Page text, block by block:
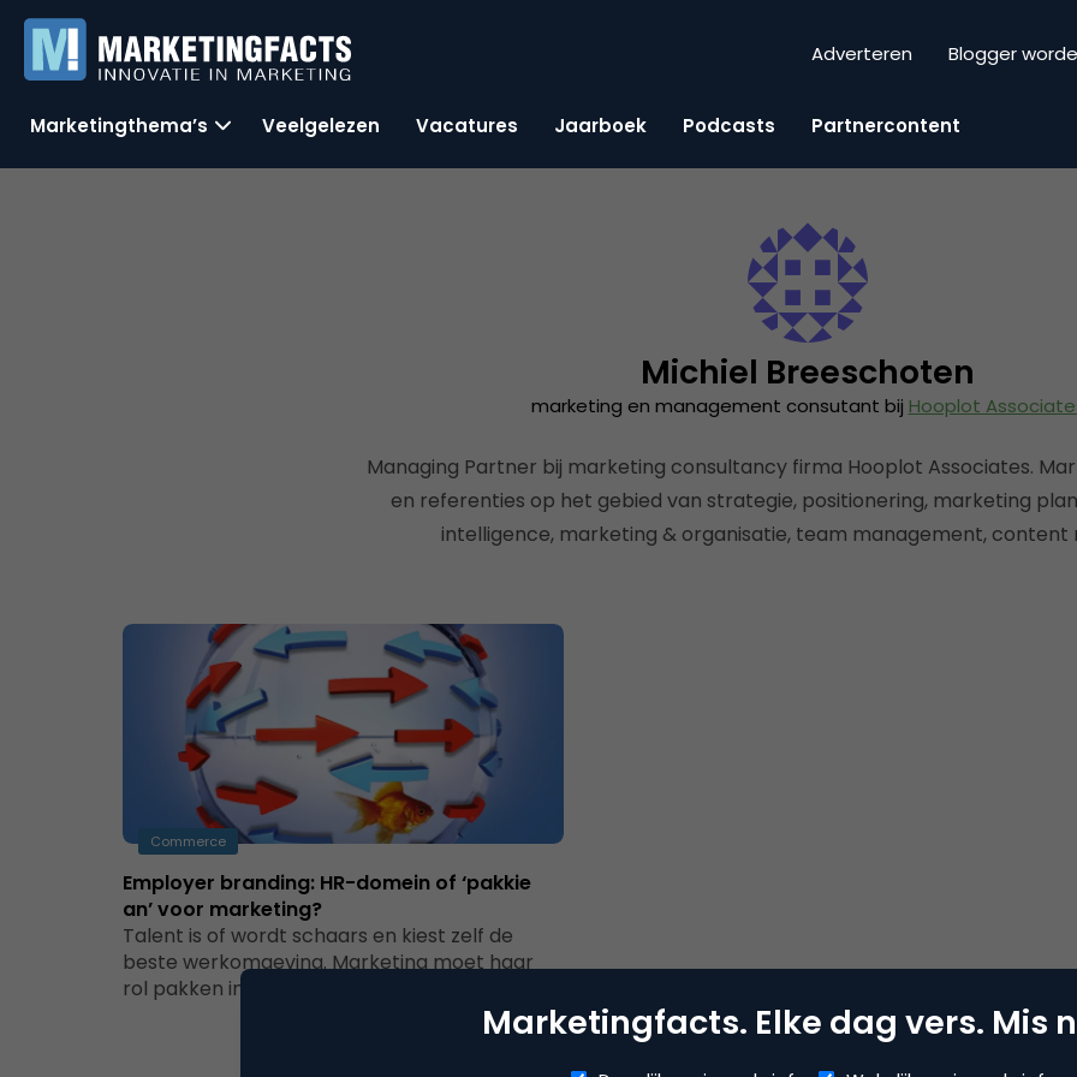
Adverteren Blogger
Marketingthema’s Veelgelezen Vacatures Jaarboek Podcasts Partnercontent
Michiel Breeschoten
marketing en management consutant bij Hooplot
Managing Partner bij marketing consultancy firma Hooplot Associates.
en referenties op het gebied van strategie, positionering, marketing
intelligence, marketing & organisatie, team management, content
Commerce
Employer branding: HR-domein of ‘pakkie
an’ voor marketing?
Talent is of wordt schaars en kiest zelf de
beste werkomgeving. Marketing moet haar
rol pakken in het bereiken en…
Marketingfacts. Elke dag vers. Mis